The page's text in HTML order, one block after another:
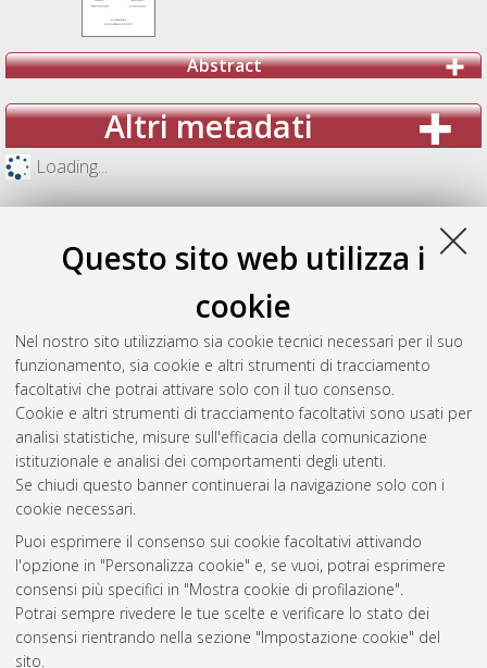
Questo sito web utilizza i
cookie
Nel nostro sito utilizziamo sia cookie tecnici necessari per il suo
funzionamento, sia cookie e altri strumenti di tracciamento
facoltativi che potrai attivare solo con il tuo consenso.
Cookie e altri strumenti di tracciamento facoltativi sono usati per
analisi statistiche, misure sull'efficacia della comunicazione
istituzionale e analisi dei comportamenti degli utenti.
Se chiudi questo banner continuerai la navigazione solo con i
cookie necessari.
Puoi esprimere il consenso sui cookie facoltativi attivando
l'opzione in "Personalizza cookie" e, se vuoi, potrai esprimere
consensi più specifici in "Mostra cookie di profilazione".
Potrai sempre rivedere le tue scelte e verificare lo stato dei
consensi rientrando nella sezione "Impostazione cookie" del
sito.
Abstract
Altri metadati
Loading...
Gestione del documento:
Atom
Rss 1.0
Rss 2.0